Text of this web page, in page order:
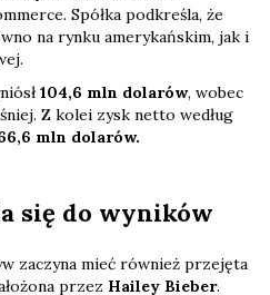
Spółka podkreśla, że
na rynku amerykańskim, jak i
104,6 mln dolarów, wobec
Z kolei zysk netto według
mln dolarów.
się do wyników
zaczyna mieć również przejęta
przez Hailey Bieber.